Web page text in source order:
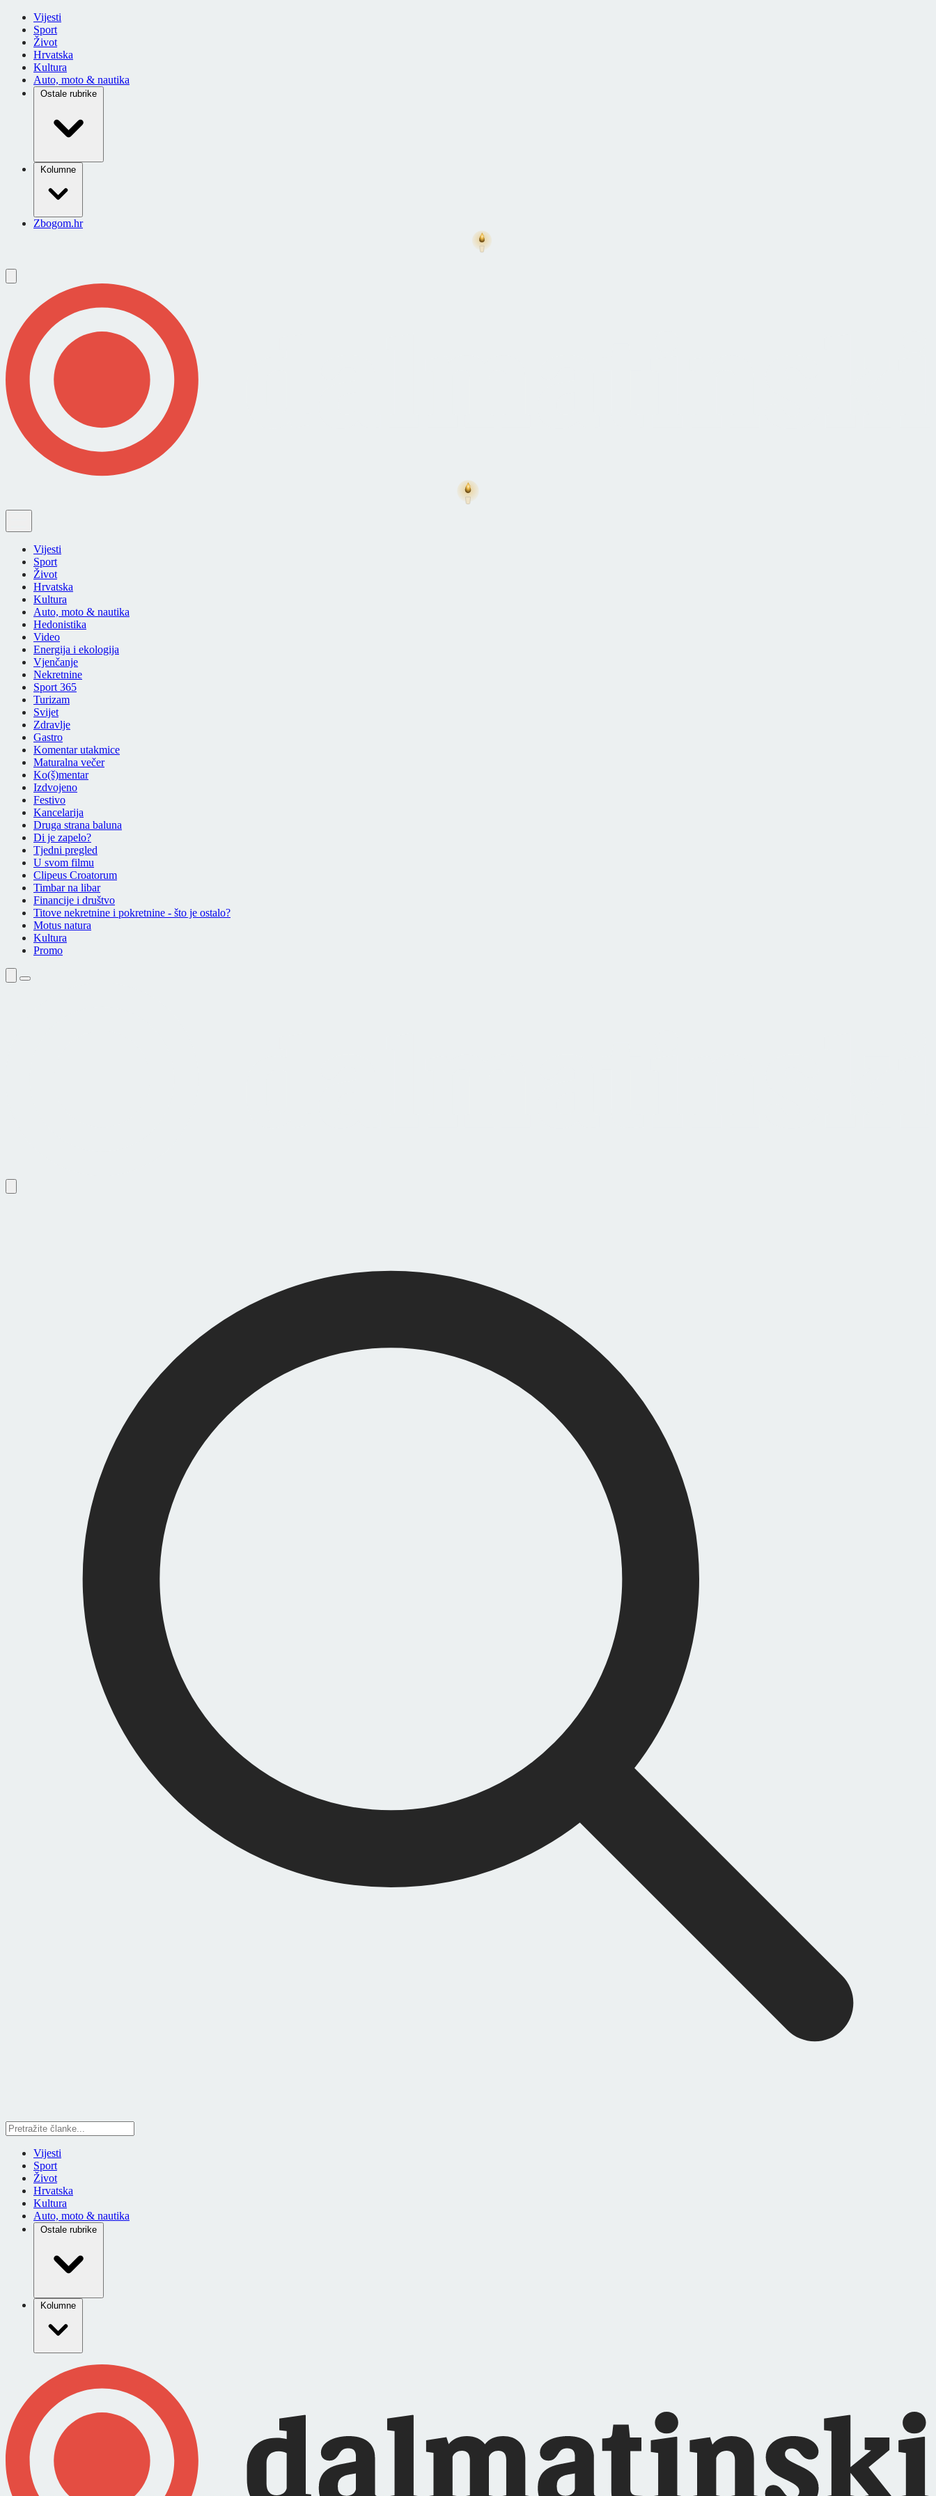
Vijesti
Sport
Život
Hrvatska
Kultura
Auto, moto & nautika
Ostale rubrike
Kolumne
Zbogom.hr
Vijesti
Sport
Život
Hrvatska
Kultura
Auto, moto & nautika
Hedonistika
Video
Energija i ekologija
Vjenčanje
Nekretnine
Sport 365
Turizam
Svijet
Zdravlje
Gastro
Komentar utakmice
Maturalna večer
Ko(š)mentar
Izdvojeno
Festivo
Kancelarija
Druga strana baluna
Di je zapelo?
Tjedni pregled
U svom filmu
Clipeus Croatorum
Timbar na libar
Financije i društvo
Titove nekretnine i pokretnine - što je ostalo?
Motus natura
Kultura
Promo
Vijesti
Sport
Život
Hrvatska
Kultura
Auto, moto & nautika
Ostale rubrike
Kolumne